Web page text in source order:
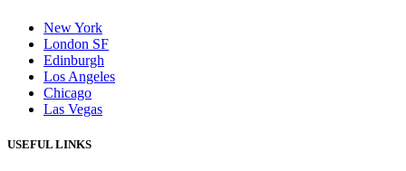
New York
London SF
Edinburgh
Los Angeles
Chicago
Las Vegas
USEFUL LINKS